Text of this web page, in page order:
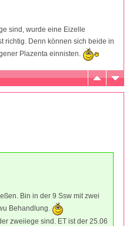
sind, wurde eine Eizelle
richtig. Denn können sich beide in
Plazenta einnisten.
Bin in der 9 Ssw mit zwei
Behandlung.
zweiiege sind. ET ist der 25.06